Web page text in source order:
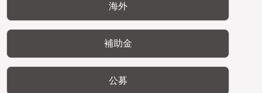
海外
補助金
公募